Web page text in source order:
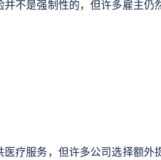
不是强制性的，但许多雇主仍
疗服务，但许多公司选择额